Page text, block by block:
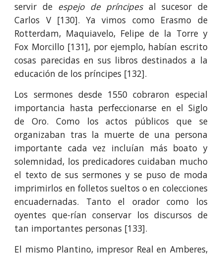
servir de espejo de príncipesal sucesor de
Carlos V [130]. Ya vimos como Erasmo de
Rotterdam, Maquiavelo, Felipe de la Torre y
Fox Morcillo [131], por ejemplo, habían escrito
cosas parecidas en sus libros destinados a la
educación de los príncipes [132].
Los sermones desde 1550 cobraron especial
importancia hasta perfeccionarse en el Siglo
de Oro. Como los actos públicos que se
organizaban tras la muerte de una persona
importante cada vez incluían más boato y
solemnidad, los predicadores cuidaban mucho
el texto de sus sermones y se puso de moda
imprimirlos en folletos sueltos o en colecciones
encuadernadas. Tanto el orador como los
oyentes que-rían conservar los discursos de
tan importantes personas [133].
El mismo Plantino, impresor Real en Amberes,